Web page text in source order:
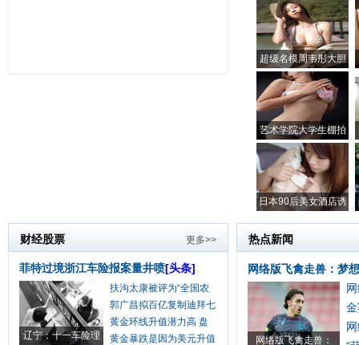
超级名模周韦彤大胆
艺术学院大学生棚拍
日本90后美女酒店诱
财经股票 更多>>
菲特过境浙江车险报案量井喷[头条]
辽宁：十一车险理
扶沟太康被评为“全国农
郭广昌拟百亿复制迪拜七
黄金环线升值潜力高 盘
黄金暴跌是因为美元升值
热点新闻
网络版飞禽走兽：梦
网络版飞禽走兽：